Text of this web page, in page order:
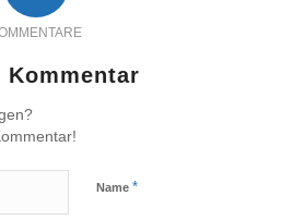
Name *